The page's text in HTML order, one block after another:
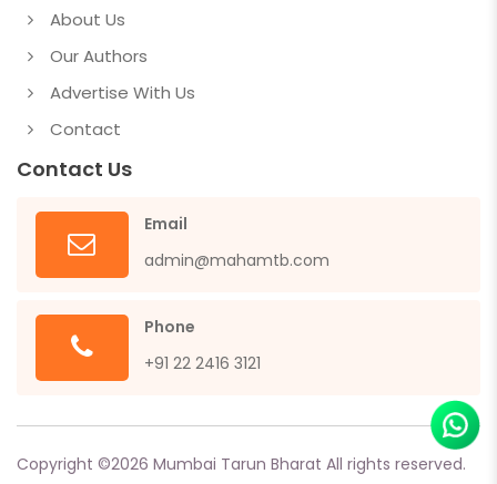
About Us
Our Authors
Advertise With Us
Contact
Contact Us
Email
admin@mahamtb.com
Phone
+91 22 2416 3121
Copyright ©2026 Mumbai Tarun Bharat All rights reserved.